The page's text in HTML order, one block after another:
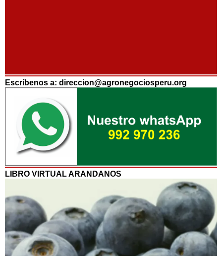
Escríbenos a: direccion@agronegociosperu.org
LIBRO VIRTUAL ARANDANOS